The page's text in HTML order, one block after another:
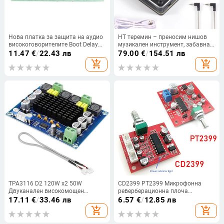
Нова платка за защита на аудио
високоговорителите Boot Delay
DC Protect Kit Направи си сам
11.47 €/22.43 лв
add_shopping_cart
HT теремин – преносим нишов
музикален инструмент, забавна
гийк джаджа, подарък за
79.00 €/154.51 лв
add_shopping_cart
TPA3116 D2 120W x2 50W
Двуканален високомощен
цифров аудио музикален
усилвател Платка за
17.11 €/33.46 лв
add_shopping_cart
CD2399 PT2399 Микрофонна
реверберационна плоча
Реверберационна платка Без
предусилвател Функционален
модул DC5-15V 6-15V
6.57 €/12.85 лв
add_shopping_cart